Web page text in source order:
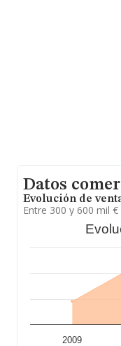
Datos
Evolución de
Entre 300 y 600 mil €
2009